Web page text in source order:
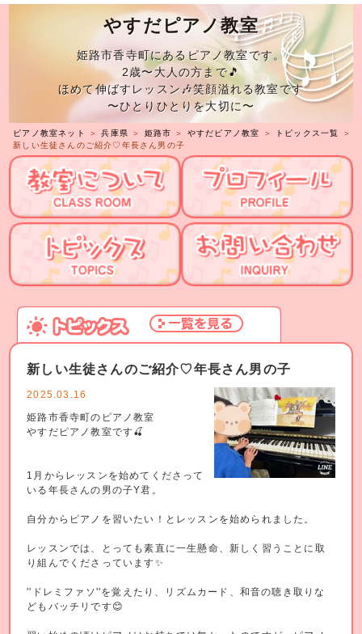
やすだピアノ教室
姫路市香寺町にあるピアノ教室です。
2歳〜大人の方まで🎵
ほめて伸ばすレッスン🎶笑顔溢れる教室です
〜ひとりひとりを大切に〜
ピアノ教室ネット ＞兵庫県 ＞ 姫路市 ＞ やすだピアノ教室 ＞ トピックス一覧
＞
新しい生徒さんのご紹介♡年長さん男の子
新しい生徒さんのご紹介♡年長さん男の子
2025.03.16
姫路市香寺町のピアノ教室
やすだピアノ教室です🍒
1月からレッスンを始めてくださって
いる年長さんの男の子Y君。
自分からピアノを習いたい！とレッスンを始められました。
レッスンでは、とっても素直に一生懸命、新しく習うことに取
り組んでくださっています✨
''ドレミファソ''を覚えたり、リズムカード、和音の聴き取りな
どもバッチリです😊